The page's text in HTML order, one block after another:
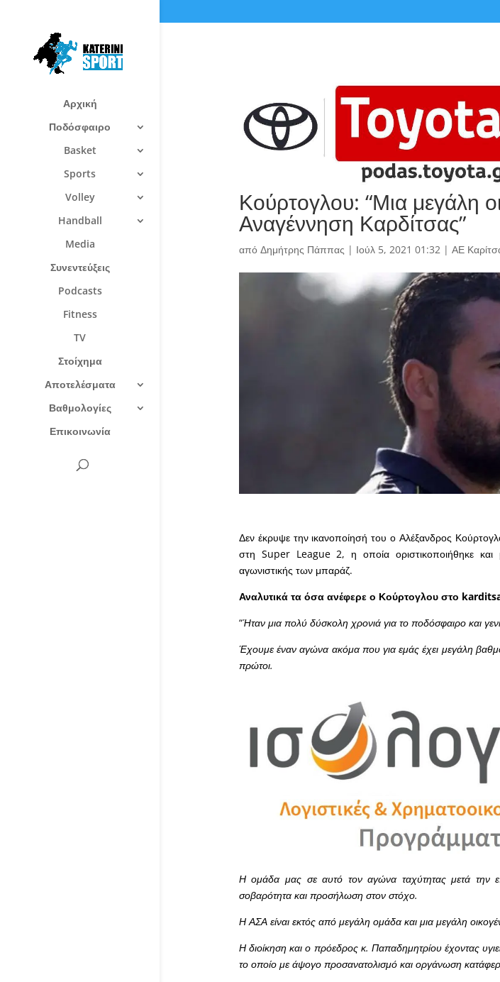
Αρχική
Ποδόσφαιρο
Basket
Sports
Volley
Handball
Media
Συνεντεύξεις
Podcasts
Fitness
TV
Στοίχημα
Αποτελέσματα
Βαθμολογίες
Επικοινωνία
Κούρτογλου: “Μια μεγάλη
Αναγέννηση Καρδίτσας”
από Δημήτρης Πάππας | Ιούλ 5, 2021 01:32| ΑΕ
Δεν έκρυψε την ικανοποίησή του ο Αλέξανδρος
στη Super League 2, η οποία οριστικοποιήθηκε και
αγωνιστικής των μπαράζ.
Αναλυτικά τα όσα ανέφερε ο Κούρτογλου στο
“Ήταν μια πολύ δύσκολη χρονιά για το ποδόσφαιρο και
Έχουμε έναν αγώνα ακόμα που για εμάς έχει μεγάλη
πρώτοι.
Η ομάδα μας σε αυτό τον αγώνα ταχύτητας μετά την
σοβαρότητα και προσήλωση στον στόχο.
Η ΑΣΑ είναι εκτός από μεγάλη ομάδα και μια μεγάλη
Η διοίκηση και ο πρόεδρος κ. Παπαδημητρίου έχοντας
το οποίο με άψογο προσανατολισμό και οργάνωση